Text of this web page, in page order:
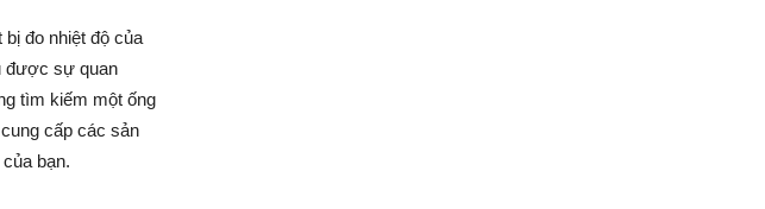
đo nhiệt độ của
được sự quan
tìm kiếm một ống
cấp các sản
bạn.